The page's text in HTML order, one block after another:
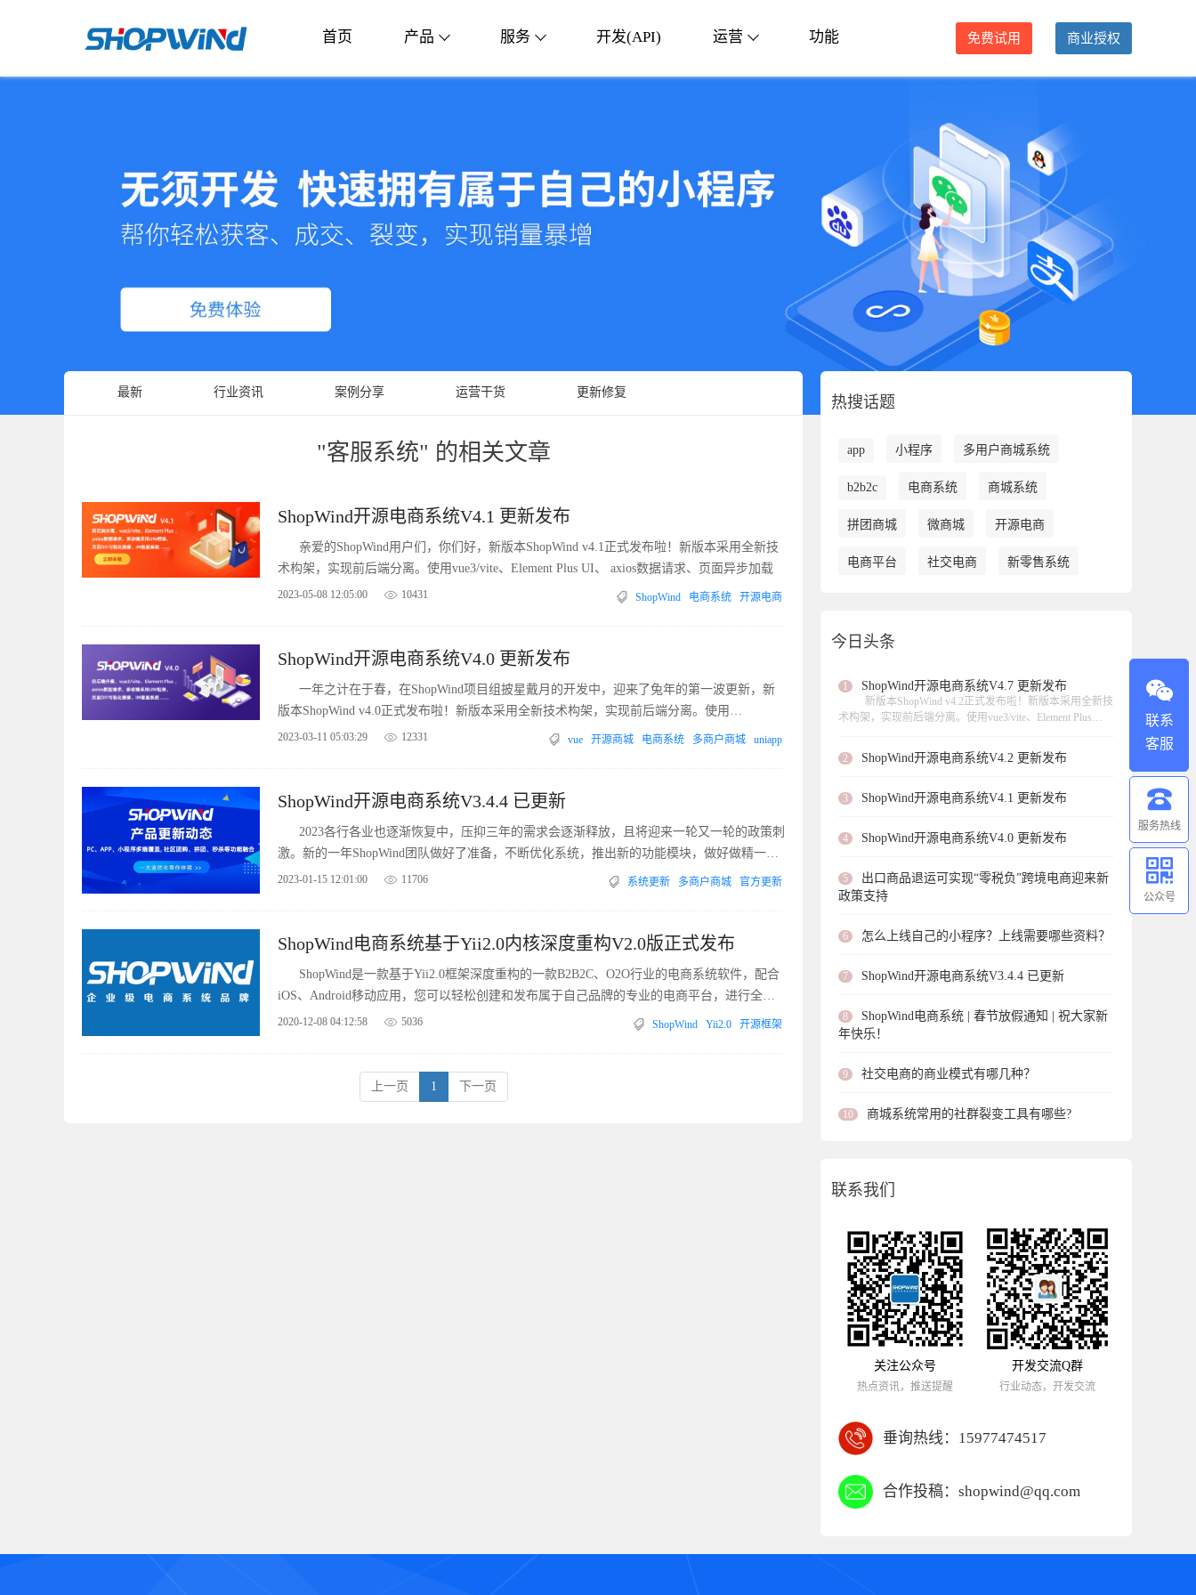
首页 产品 服务 开发(API) 运营 功能 免费试用 商业授权
最新 行业资讯 案例分享 运营干货 更新修复
"客服系统" 的相关文章
ShopWind开源电商系统V4.1 更新发布
亲爱的ShopWind用户们，你们好，新版本ShopWind v4.1正式发布啦！新版本采用全新技
术构架，实现前后端分离。使用vue3/vite、Element Plus UI、 axios数据请求、页面异步加载
ShopWind 电商系统 开源电商
2023-05-08 12:05:00 10431
ShopWind开源电商系统V4.0 更新发布
一年之计在于春，在ShopWind项目组披星戴月的开发中，迎来了兔年的第一波更新，新
版本ShopWind v4.0正式发布啦！新版本采用全新技术构架，实现前后端分离。使用
vue3/vite、Element Plus UI、 axios数据请求、页面异步加载。
vue 开源商城 电商系统 多商户商城 uniapp
2023-03-11 05:03:29 12331
ShopWind开源电商系统V3.4.4 已更新
2023各行各业也逐渐恢复中，压抑三年的需求会逐渐释放，且将迎来一轮又一轮的政策刺
激。新的一年ShopWind团队做好了准备，不断优化系统，推出新的功能模块，做好做精一套
优秀的电商系统软件。
系统更新 多商户商城 官方更新
2023-01-15 12:01:00 11706
ShopWind电商系统基于Yii2.0内核深度重构V2.0版正式发布
ShopWind是一款基于Yii2.0框架深度重构的一款B2B2C、O2O行业的电商系统软件，配合
iOS、Android移动应用，您可以轻松创建和发布属于自己品牌的专业的电商平台，进行全方
位的品牌宣传和产品推广。Yii以快速、安全、专业著称，是一个高性能、高拓展，适合开发
ShopWind Yii2.0 开源框架
2020-12-08 04:12:58 5036
上一页 1 下一页
热搜话题
app 小程序 多用户商城系统
b2b2c 电商系统 商城系统
拼团商城 微商城 开源电商
电商平台 社交电商 新零售系统
今日头条
1 ShopWind开源电商系统V4.7 更新发布
新版本ShopWind v4.2正式发布啦！新版本采用全新技
术构架，实现前后端分离。使用vue3/vite、Element Plus
品的支持、支持扫码核销等功能，，修复了不少功能模块
2 ShopWind开源电商系统V4.2 更新发布
3 ShopWind开源电商系统V4.1 更新发布
4 ShopWind开源电商系统V4.0 更新发布
5
出口商品退运可实现“零税负”跨境电商迎来新
政策支持
6 怎么上线自己的小程序？上线需要哪些资料？
7 ShopWind开源电商系统V3.4.4 已更新
8
ShopWind电商系统 | 春节放假通知 | 祝大家新
年快乐！
9 社交电商的商业模式有哪几种？
10 商城系统常用的社群裂变工具有哪些?
联系我们
关注公众号
热点资讯，推送提醒
开发交流Q群
行业动态，开发交流
垂询热线： 15977474517
合作投稿： shopwind@qq.com
联系
客服
服务热线
公众号